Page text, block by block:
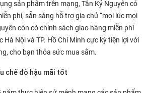
sản phẩm trên mạng, Tân Kỷ Nguyên có
phí, sẵn sàng hỗ trợ gia chủ “mọi lúc mọi
còn có chính sách giao hàng miễn phí
Nội và TP. Hồ Chí Minh cực kỳ tiện lợi với
cho bạn thỏa sức mua sắm.
chế độ hậu mãi tốt